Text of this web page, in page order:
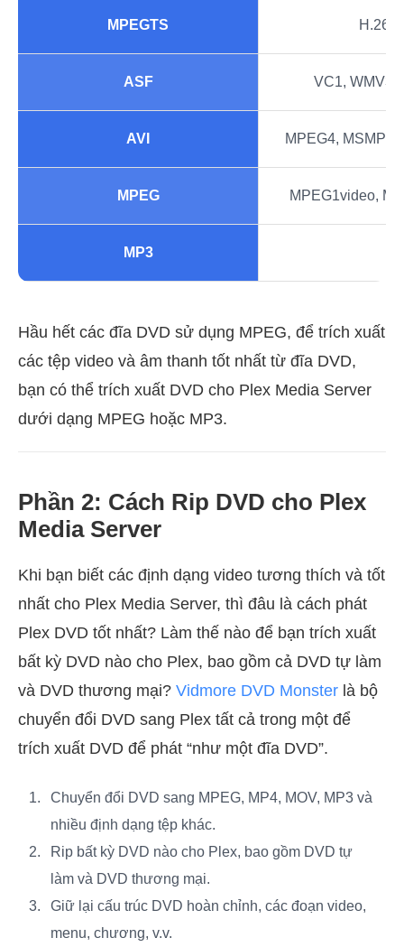
MPEGTS H.264
ASF VC1, WMV3,
AVI MPEG4,
MPEG MPEG1video,
MP3
Hầu hết các đĩa DVD sử dụng MPEG, để trích xuất
các tệp video và âm thanh tốt nhất từ đĩa DVD,
bạn có thể trích xuất DVD cho Plex Media Server
dưới dạng MPEG hoặc MP3.
Phần 2: Cách Rip DVD cho Plex
Media Server
Khi bạn biết các định dạng video tương thích và tốt
nhất cho Plex Media Server, thì đâu là cách phát
Plex DVD tốt nhất? Làm thế nào để bạn trích xuất
bất kỳ DVD nào cho Plex, bao gồm cả DVD tự làm
và DVD thương mại? Vidmore DVD Monster là bộ
chuyển đổi DVD sang Plex tất cả trong một để
trích xuất DVD để phát “như một đĩa DVD”.
Chuyển đổi DVD sang MPEG, MP4, MOV, MP3 và
nhiều định dạng tệp khác.
Rip bất kỳ DVD nào cho Plex, bao gồm DVD tự
làm và DVD thương mại.
Giữ lại cấu trúc DVD hoàn chỉnh, các đoạn video,
menu, chương, v.v.